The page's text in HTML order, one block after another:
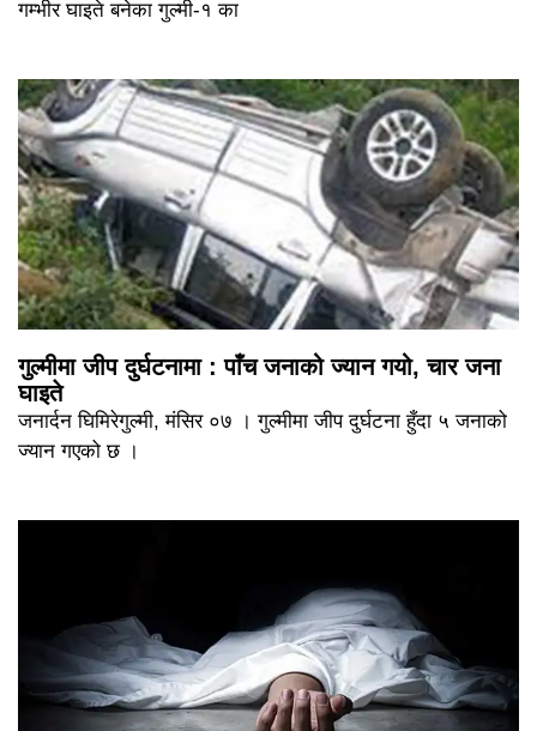
गम्भीर घाइते बनेका गुल्मी-१ का
गुल्मीमा जीप दुर्घटनामा : पाँच जनाको ज्यान गयो, चार जना
घाइते
जनार्दन घिमिरेगुल्मी, मंसिर ०७ । गुल्मीमा जीप दुर्घटना हुँदा ५ जनाको
ज्यान गएको छ ।